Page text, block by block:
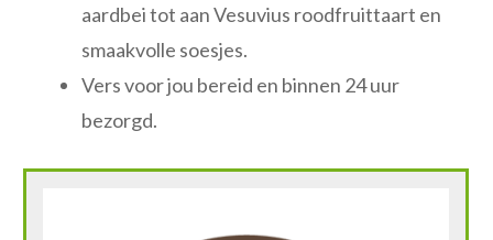
aardbei tot aan Vesuvius roodfruittaart en
smaakvolle soesjes.
Vers voor jou bereid en binnen 24 uur
bezorgd.